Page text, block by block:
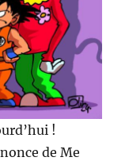
!
de Me